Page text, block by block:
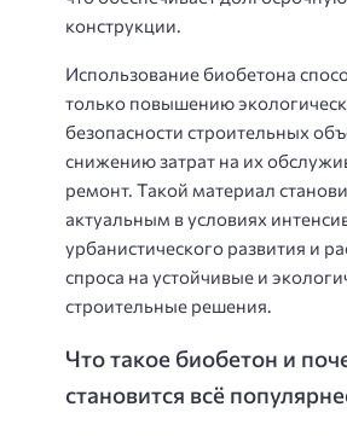
конструкции.
Использование биобетона
только повышению
безопасности строительных
снижению затрат на их
ремонт. Такой материал
актуальным в условиях
урбанистического развития и
спроса на устойчивые и
строительные решения.
Что такое биобетон и
становится всё